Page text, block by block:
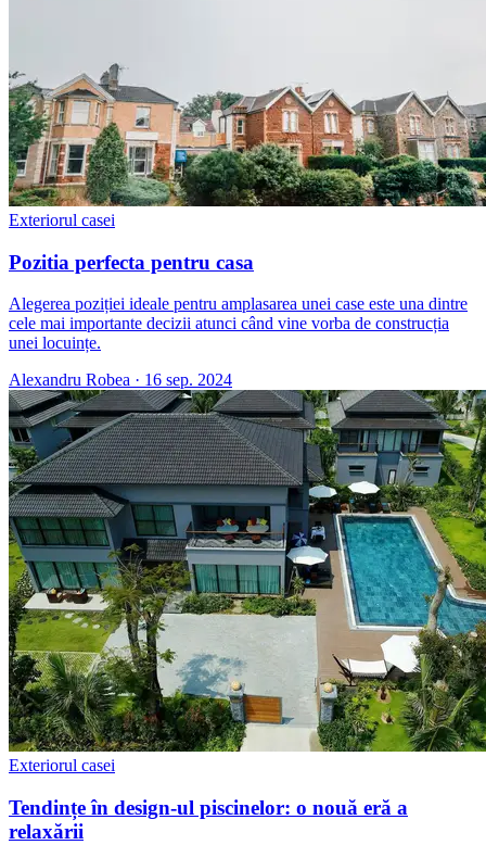
Exteriorul casei
Pozitia perfecta pentru casa
Alegerea poziției ideale pentru amplasarea unei case este una dintre
cele mai importante decizii atunci când vine vorba de construcția
unei locuințe.
Alexandru Robea · 16 sep. 2024
Exteriorul casei
Tendințe în design-ul piscinelor: o nouă eră a
relaxării